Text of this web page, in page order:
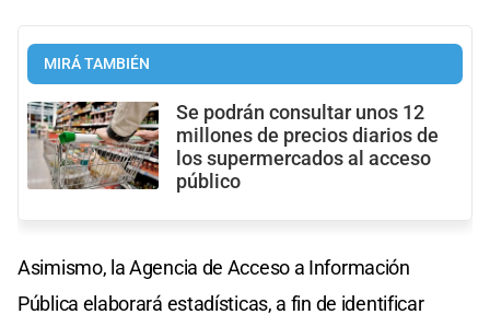
MIRÁ TAMBIÉN
Se podrán consultar unos 12
millones de precios diarios de
los supermercados al acceso
público
Asimismo, la Agencia de Acceso a Información
Pública elaborará estadísticas, a fin de identificar